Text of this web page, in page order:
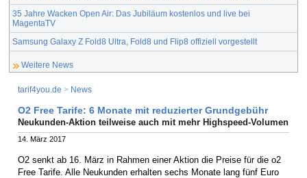
35 Jahre Wacken Open Air: Das Jubiläum kostenlos und live bei
MagentaTV
Samsung Galaxy Z Fold8 Ultra, Fold8 und Flip8 offiziell vorgestellt
Weitere News
tarif4you.de > News
O2 Free Tarife: 6 Monate mit reduzierter Grundgebühr
Neukunden-Aktion teilweise auch mit mehr Highspeed-Volumen
14. März 2017
O2 senkt ab 16. März in Rahmen einer Aktion die Preise für die o2
Free Tarife. Alle Neukunden erhalten sechs Monate lang fünf Euro